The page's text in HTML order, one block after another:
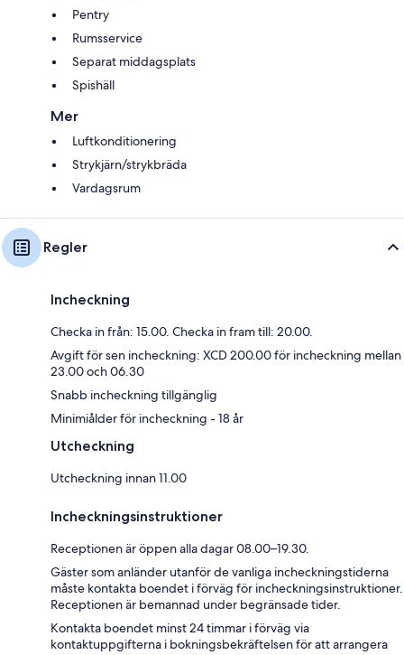
Pentry
Rumsservice
Separat middagsplats
Spishäll
Mer
Luftkonditionering
Strykjärn/strykbräda
Vardagsrum
Regler
Incheckning
Checka in från: 15.00. Checka in fram till: 20.00.
Avgift för sen incheckning: XCD 200.00 för incheckning mellan
23.00 och 06.30
Snabb incheckning tillgänglig
Minimiålder för incheckning - 18 år
Utcheckning
Utcheckning innan 11.00
Incheckningsinstruktioner
Receptionen är öppen alla dagar 08.00–19.30.
Gäster som anländer utanför de vanliga incheckningstiderna
måste kontakta boendet i förväg för incheckningsinstruktioner.
Receptionen är bemannad under begränsade tider.
Kontakta boendet minst 24 timmar i förväg via
kontaktuppgifterna i bokningsbekräftelsen för att arrangera